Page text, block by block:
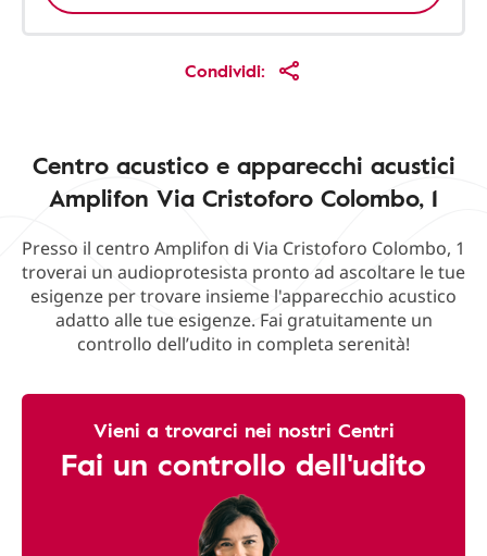
Condividi:
Centro acustico e apparecchi acustici
Amplifon Via Cristoforo Colombo, 1
Presso il centro Amplifon di Via Cristoforo Colombo, 1
troverai un audioprotesista pronto ad ascoltare le tue
esigenze per trovare insieme l'apparecchio acustico
adatto alle tue esigenze. Fai gratuitamente un
controllo dell’udito in completa serenità!
Vieni a trovarci nei nostri Centri
Fai un controllo dell'udito